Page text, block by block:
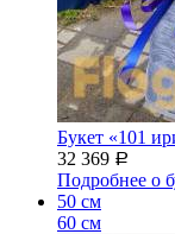
Букет «101
32 369 Р
Подробнее о
50 см
60 см